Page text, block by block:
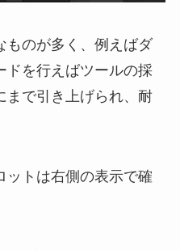
ものが多く、例えばダ
ドを行えばツールの採
まで引き上げられ、耐
ットは右側の表示で確